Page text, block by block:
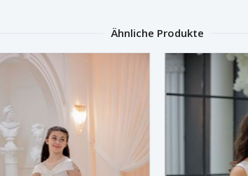
Ähnliche Produkte